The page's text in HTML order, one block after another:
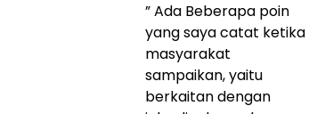
” Ada Beberapa poin
yang saya catat ketika
masyarakat
sampaikan, yaitu
berkaitan dengan